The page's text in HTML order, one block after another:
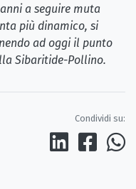
a seguire muta
più dinamico, si
ad oggi il punto
Sibaritide-Pollino.
Condividi su: